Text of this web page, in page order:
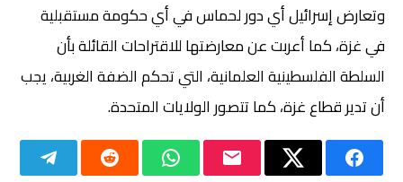
وتعارض إسرائيل أي دور لحماس في أي حكومة مستقبلية
في غزة، كما أعربت عن معارضتها للاقتراحات القائلة بأن
السلطة الفلسطينية العلمانية، التي تحكم الضفة الغربية، يجب
أن تدير قطاع غزة، كما تتصور الولايات المتحدة.